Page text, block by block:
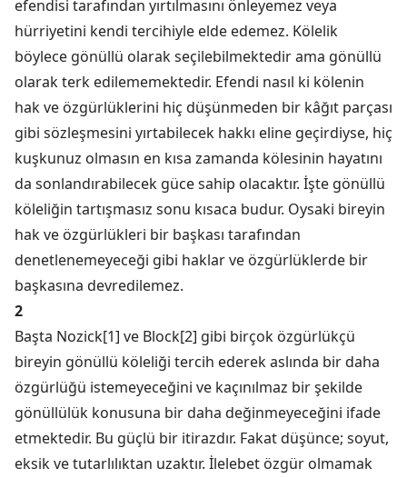
efendisi tarafından yırtılmasını önleyemez veya
hürriyetini kendi tercihiyle elde edemez. Kölelik
böylece gönüllü olarak seçilebilmektedir ama gönüllü
olarak terk edilememektedir. Efendi nasıl ki kölenin
hak ve özgürlüklerini hiç düşünmeden bir kâğıt parçası
gibi sözleşmesini yırtabilecek hakkı eline geçirdiyse, hiç
kuşkunuz olmasın en kısa zamanda kölesinin hayatını
da sonlandırabilecek güce sahip olacaktır. İşte gönüllü
köleliğin tartışmasız sonu kısaca budur. Oysaki bireyin
hak ve özgürlükleri bir başkası tarafından
denetlenemeyeceği gibi haklar ve özgürlüklerde bir
başkasına devredilemez.
2
Başta Nozick[1] ve Block[2] gibi birçok özgürlükçü
bireyin gönüllü köleliği tercih ederek aslında bir daha
özgürlüğü istemeyeceğini ve kaçınılmaz bir şekilde
gönüllülük konusuna bir daha değinmeyeceğini ifade
etmektedir. Bu güçlü bir itirazdır. Fakat düşünce; soyut,
eksik ve tutarlılıktan uzaktır. İlelebet özgür olmamak